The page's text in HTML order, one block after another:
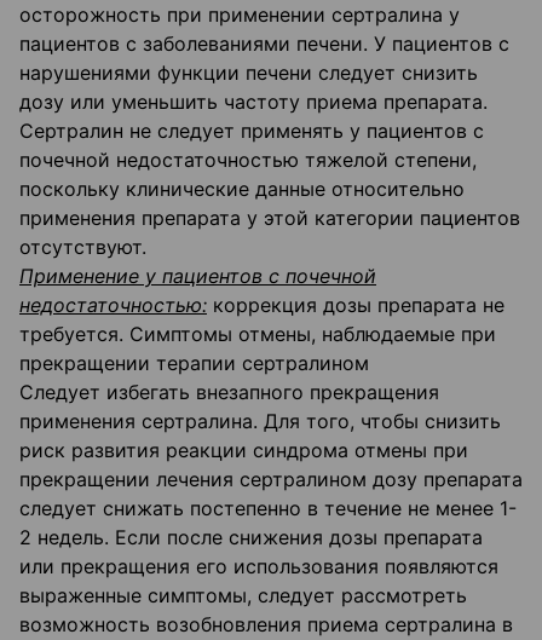
осторожность при применении сертралина у
пациентов с заболеваниями печени. У пациентов с
нарушениями функции печени следует снизить
дозу или уменьшить частоту приема препарата.
Сертралин не следует применять у пациентов с
почечной недостаточностью тяжелой степени,
поскольку клинические данные относительно
применения препарата у этой категории пациентов
отсутствуют.
Применение у пациентов с почечной
недостаточностью: коррекция дозы препарата не
требуется. Симптомы отмены, наблюдаемые при
прекращении терапии сертралином
Следует избегать внезапного прекращения
применения сертралина. Для того, чтобы снизить
риск развития реакции синдрома отмены при
прекращении лечения сертралином дозу препарата
следует снижать постепенно в течение не менее 1-
2 недель. Если после снижения дозы препарата
или прекращения его использования появляются
выраженные симптомы, следует рассмотреть
возможность возобновления приема сертралина в